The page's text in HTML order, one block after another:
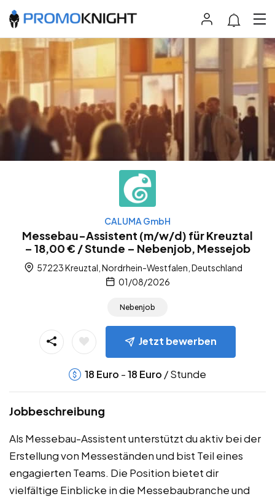
CALUMA GmbH
Messebau-Assistent (m/w/d) für Kreuztal
– 18,00 € / Stunde – Nebenjob, Messejob
57223 Kreuztal, Nordrhein-Westfalen, Deutschland
01/08/2026
Nebenjob
Jetzt bewerben
18 Euro -18 Euro / Stunde
Jobbeschreibung
Als Messebau-Assistent unterstützt du aktiv bei der
Erstellung von Messeständen und bist Teil eines
engagierten Teams. Die Position bietet dir
vielfältige Einblicke in die Messebaubranche und